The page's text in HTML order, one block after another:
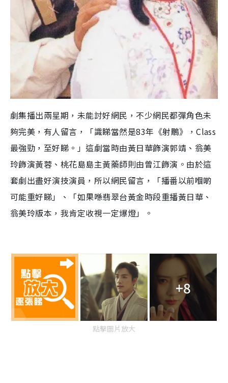
劇集播出兩星期，未能討好網民，不少網民都彈角色未
夠完美，有人留言，「識睇當然是83年《射鵰》，Class
最強勁，至好睇。」這劇當時由黃日華飾演郭靖、翁美
玲飾演黃蓉、桃花島島主黃藥師則由曾江飾演。由於這
套劇出盡好演技演員，所以網民留言，「播番以前嗰啲
可能重好睇」、「如果喺翡翠台黃金時段重播黃日華、
翁美玲版本，我肯定收視一定爆燈」。
+8
點擊圖片放大